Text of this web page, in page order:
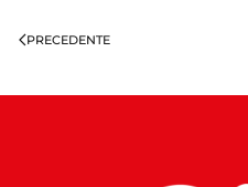
PRECEDENTE